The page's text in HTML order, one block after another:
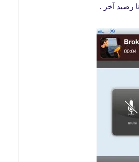
رصيد آخر .